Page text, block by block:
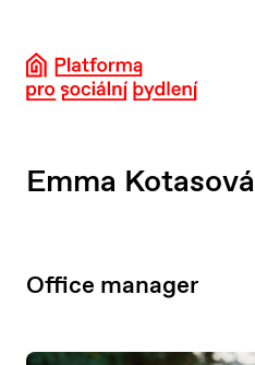
content
Emma Kotasová
Office manager